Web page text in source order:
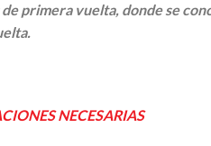
primera vuelta, donde se
NECESARIAS